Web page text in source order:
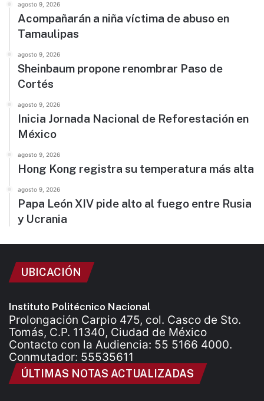
agosto 9, 2026
Acompañarán a niña víctima de abuso en
Tamaulipas
agosto 9, 2026
Sheinbaum propone renombrar Paso de
Cortés
agosto 9, 2026
Inicia Jornada Nacional de Reforestación en
México
agosto 9, 2026
Hong Kong registra su temperatura más alta
agosto 9, 2026
Papa León XIV pide alto al fuego entre Rusia
y Ucrania
UBICACIÓN
Instituto Politécnico Nacional
Prolongación Carpio 475, col. Casco de Sto.
Tomás, C.P. 11340, Ciudad de México
Contacto con la Audiencia: 55 5166 4000.
Conmutador: 55535611
ÚLTIMAS NOTAS ACTUALIZADAS